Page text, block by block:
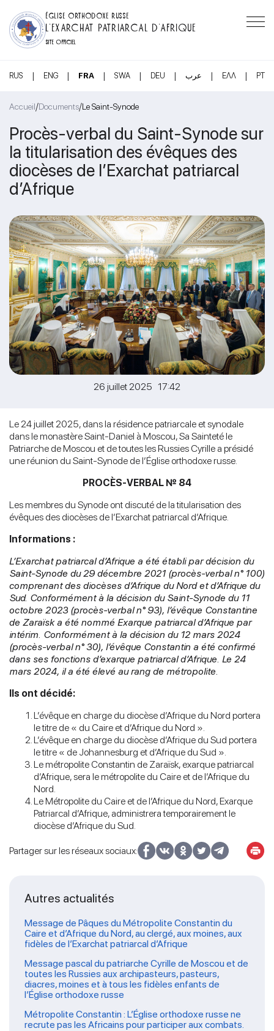
ÉGLISE ORTHODOXE RUSSE
L’EXARCHAT PATRIARCAL D’AFRIQUE
SITE OFFICIEL
RUS | ENG | FRA | SWA | DEU | عرب | ΕΛΛ | PT
Accueil/Documents/Le Saint-Synode
Procès-verbal du Saint-Synode sur
la titularisation des évêques des
diocèses de l’Exarchat patriarcal
d’Afrique
26 juillet 2025 17:42
Le 24 juillet 2025, dans la résidence patriarcale et synodale
dans le monastère Saint-Daniel à Moscou, Sa Sainteté le
Patriarche de Moscou et de toutes les Russies Cyrille a présidé
une réunion du Saint-Synode de l’Église orthodoxe russe.
PROCÈS-VERBAL № 84
Les membres du Synode ont discuté de la titularisation des
évêques des diocèses de l’Exarchat patriarcal d’Afrique.
Informations :
L’Exarchat patriarcal d’Afrique a été établi par décision du
Saint-Synode du 29 décembre 2021 (procès-verbal n° 100)
comprenant des diocèses d’Afrique du Nord et d’Afrique du
Sud. Conformément à la décision du Saint-Synode du 11
octobre 2023 (procès-verbal n° 93), l’évêque Constantine
de Zaraïsk a été nommé Exarque patriarcal d’Afrique par
intérim. Conformément à la décision du 12 mars 2024
(procès-verbal n° 30), l’évêque Constantin a été confirmé
dans ses fonctions d’exarque patriarcal d’Afrique. Le 24
mars 2024, il a été élevé au rang de métropolite.
Ils ont décidé:
L’évêque en charge du diocèse d’Afrique du Nord portera
le titre de « du Caire et d’Afrique du Nord ».
L’évêque en charge du diocèse d’Afrique du Sud portera
le titre « de Johannesburg et d’Afrique du Sud ».
Le métropolite Constantin de Zaraïsk, exarque patriarcal
d’Afrique, sera le métropolite du Caire et de l’Afrique du
Nord.
Le Métropolite du Caire et de l’Afrique du Nord, Exarque
Patriarcal d’Afrique, administrera temporairement le
diocèse d’Afrique du Sud.
Partager sur les réseaux sociaux:
Autres actualités
Message de Pâques du Métropolite Constantin du
Caire et d’Afrique du Nord, au clergé, aux moines, aux
fidèles de l’Exarchat patriarcal d’Afrique
Message pascal du patriarche Cyrille de Moscou et de
toutes les Russies aux archipasteurs, pasteurs,
diacres, moines et à tous les fidèles enfants de
l’Église orthodoxe russe
Métropolite Constantin : L’Église orthodoxe russe ne
recrute pas les Africains pour participer aux combats.